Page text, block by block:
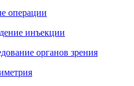
операции
инъекции
органов зрения